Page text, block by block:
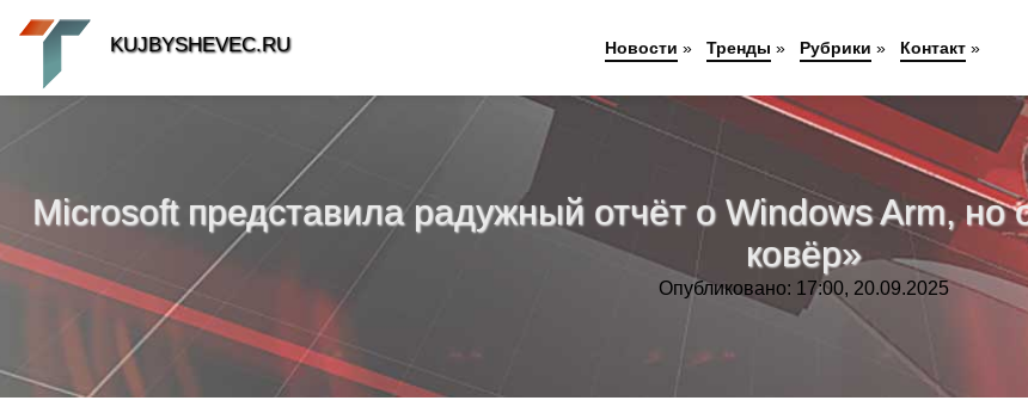
Microsoft представила радужный отчёт о Windows Arm,
ковёр»
Опубликовано: 17:00, 20.09.2025
KUJBYSHEVEC.RU Новости » Тренды » Рубрики » Контакт»